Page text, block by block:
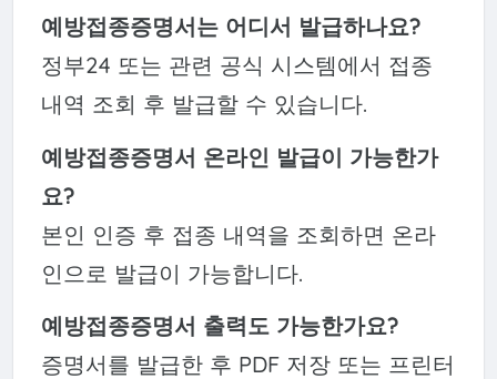
예방접종증명서는 어디서 발급하나요?
정부24 또는 관련 공식 시스템에서 접종
내역 조회 후 발급할 수 있습니다.
예방접종증명서 온라인 발급이 가능한가
요?
본인 인증 후 접종 내역을 조회하면 온라
인으로 발급이 가능합니다.
예방접종증명서 출력도 가능한가요?
증명서를 발급한 후 PDF 저장 또는 프린터